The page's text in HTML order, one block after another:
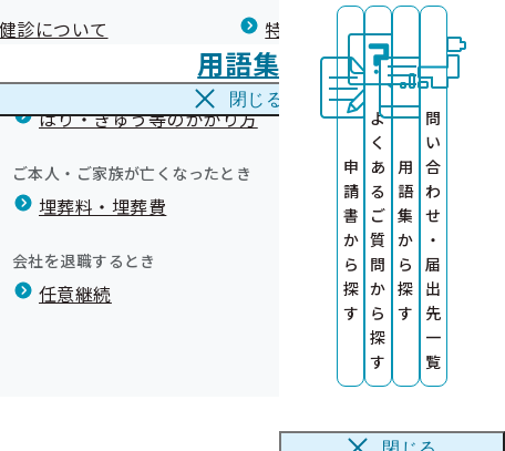
海外で急な病気にかかり治療を受けたとき
はり・きゅう等のかかり方
ご本人・ご家族が亡くなったとき
埋葬料・埋葬費
会社を退職するとき
任意継続
健診について 特定保健指導について
用語集
閉じる
申
請
書
か
ら
探
す
よ
く
あ
る
ご
質
問
か
ら
探
す
用
語
集
か
ら
探
す
問
い
合
わ
せ
・
届
出
先
一
覧
いて
活用します
て
勧奨のお願い
て
）
用できません
果、事業所名）